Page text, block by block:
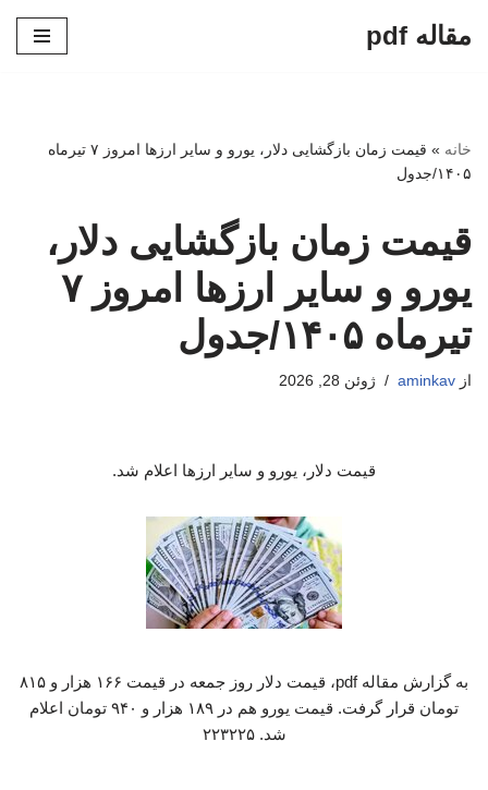
مقاله pdf
خانه »
قیمت زمان بازگشایی دلار، یورو و سایر ارزها امروز ۷ تیرماه
۱۴۰۵/جدول
قیمت زمان بازگشایی دلار،
یورو و سایر ارزها امروز ۷
تیرماه ۱۴۰۵/جدول
از aminkav ژوئن 28, 2026
قیمت دلار، یورو و سایر ارزها اعلام شد.
به گزارش مقاله pdf، قیمت دلار روز جمعه در قیمت ۱۶۶ هزار و ۸۱۵
تومان قرار گرفت. قیمت یورو هم در ۱۸۹ هزار و ۹۴۰ تومان اعلام
شد. ۲۲۳۲۲۵